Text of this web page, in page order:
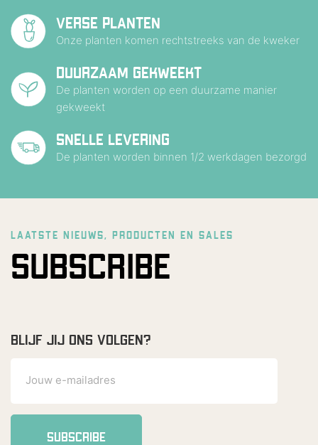
VERSE PLANTEN
Onze planten komen rechtstreeks van de kweker
DUURZAAM GEKWEEKT
De planten worden op een duurzame manier
gekweekt
SNELLE LEVERING
De planten worden binnen 1/2 werkdagen bezorgd
LAATSTE NIEUWS, PRODUCTEN EN SALES
SUBSCRIBE
BLIJF JIJ ONS VOLGEN?
SUBSCRIBE